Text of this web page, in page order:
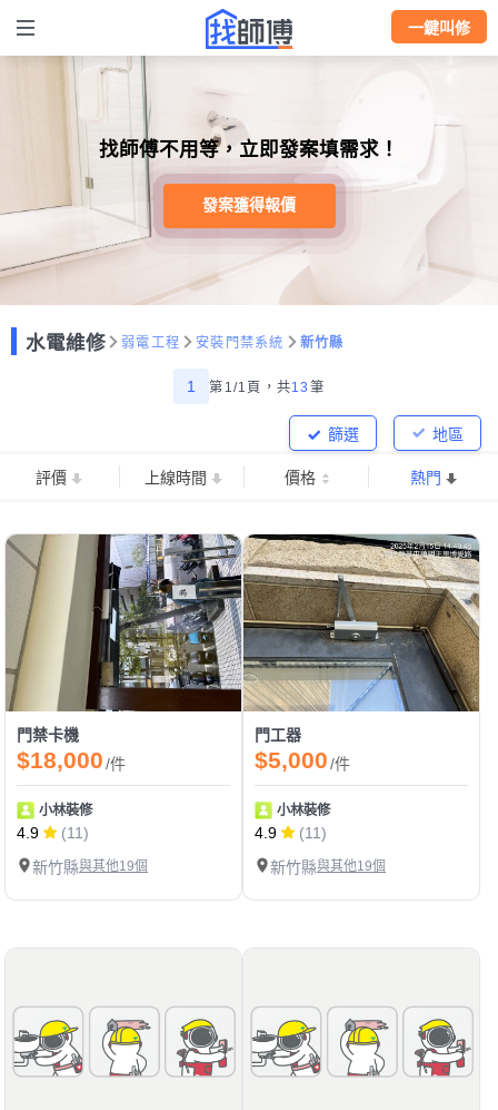
一鍵叫修
找師傅不用等，立即發案填需求！
發案獲得報價
水電維修 弱電工程 安裝門禁系統 新竹縣
1 第1/1頁， 共13 筆
地區
篩選
評價 上線時間 價格 熱門
門禁卡機
$18,000/件
小林裝修
4.9
(11)
新竹縣與其他19個
門工器
$5,000/件
小林裝修
4.9
(11)
新竹縣與其他19個